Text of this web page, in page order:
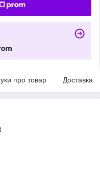
про товар Доставка